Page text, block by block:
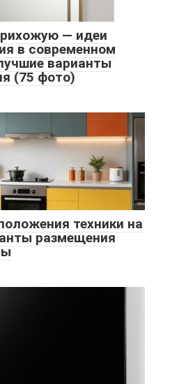
— идеи
в современном
варианты
(75 фото)
техники на
размещения